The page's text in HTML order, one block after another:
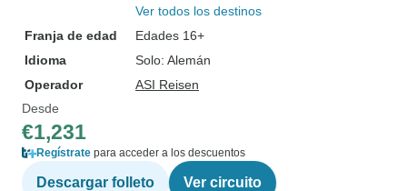
Ver todos los destinos
Franja de edad
Edades 16+
Idioma
Solo: Alemán
Operador
ASI Reisen
Desde
€1,231
Regístrate para acceder a los descuentos
Descargar folleto Ver circuito